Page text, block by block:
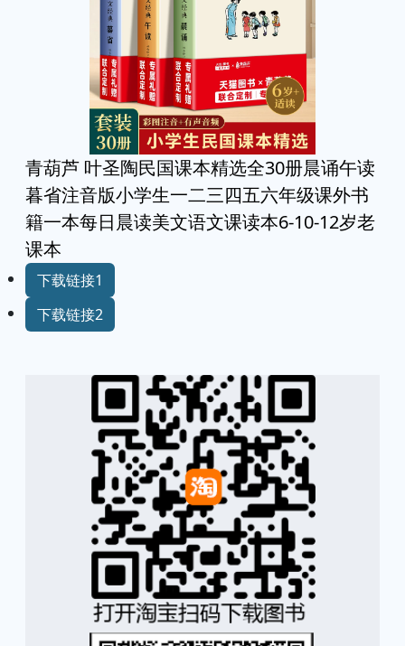
青葫芦 叶圣陶民国课本精选全30册晨诵午读
暮省注音版小学生一二三四五六年级课外书
籍一本每日晨读美文语文课读本6-10-12岁老
课本
下载链接1
下载链接2